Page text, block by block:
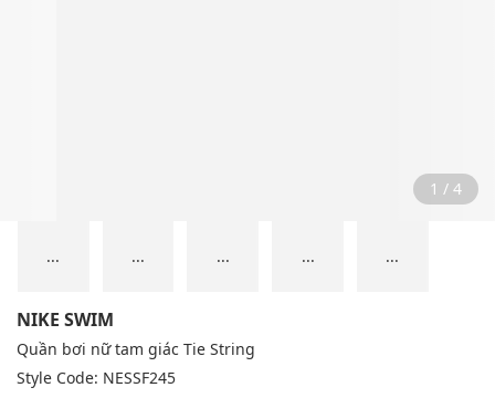
1 / 4
... ... ... ... ...
NIKE SWIM
Quần bơi nữ tam giác Tie String
Style Code: NESSF245